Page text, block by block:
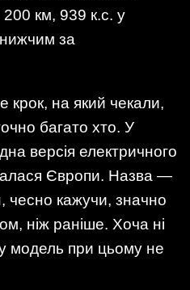
км, 939 к.с. у
нижчим за
крок, на який чекали,
багато хто. У
версія електричного
Європи. Назва —
чесно кажучи, значно
ніж раніше. Хоча ні
модель при цьому не